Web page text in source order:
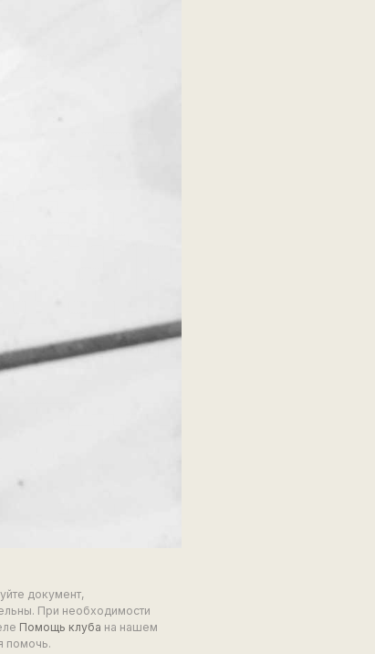
документ,
При необходимости
Помощь клуба на нашем
помочь.